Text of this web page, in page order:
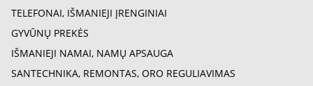
TELEFONAI, IŠMANIEJI ĮRENGINIAI
GYVŪNŲ PREKĖS
IŠMANIEJI NAMAI, NAMŲ APSAUGA
SANTECHNIKA, REMONTAS, ORO REGULIAVIMAS